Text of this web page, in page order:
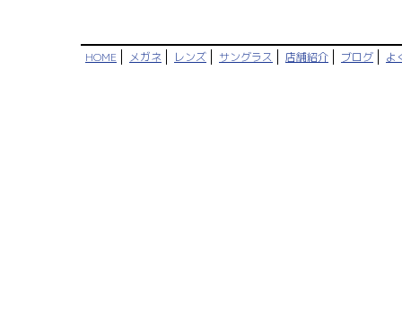
HOME メガネ レンズ サングラス 店舗紹介 ブログ よ